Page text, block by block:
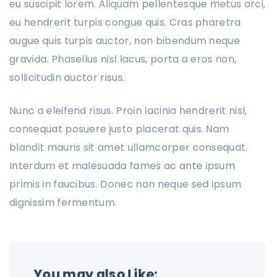
eu suscipit lorem. Aliquam pellentesque metus orci,
eu hendrerit turpis congue quis. Cras pharetra
augue quis turpis auctor, non bibendum neque
gravida. Phasellus nisl lacus, porta a eros non,
sollicitudin auctor risus.
Nunc a eleifend risus. Proin lacinia hendrerit nisl,
consequat posuere justo placerat quis. Nam
blandit mauris sit amet ullamcorper consequat.
Interdum et malesuada fames ac ante ipsum
primis in faucibus. Donec non neque sed ipsum
dignissim fermentum.